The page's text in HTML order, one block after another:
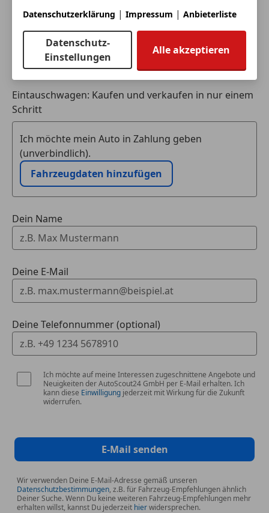
Eintauschwagen: Kaufen und verkaufen in nur einem
Schritt
Ich möchte mein Auto in Zahlung geben
(unverbindlich).
Fahrzeugdaten hinzufügen
Dein Name
Deine E-Mail
Deine Telefonnummer (optional)
Ich möchte auf meine Interessen zugeschnittene Angebote und
Neuigkeiten der AutoScout24 GmbH per E-Mail erhalten. Ich
kann diese Einwilligung jederzeit mit Wirkung für die Zukunft
widerrufen.
E-Mail senden
Wir verwenden Deine E-Mail-Adresse gemäß unseren
Datenschutzbestimmungen, z.B. für Fahrzeug-Empfehlungen ähnlich
Deiner Suche. Wenn Du keine weiteren Fahrzeug-Empfehlungen mehr
erhalten willst, kannst Du jederzeit hierwidersprechen.
Datenschutzerklärung | Impressum | Anbieterliste
Datenschutz-
Einstellungen
Alle akzeptieren